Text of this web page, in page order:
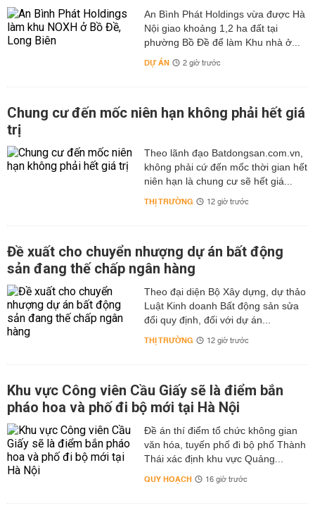
An Bình Phát Holdings vừa được Hà
Nội giao khoảng 1,2 ha đất tại
phường Bồ Đề để làm Khu nhà ở...
DỰ ÁN 2 giờ trước
Chung cư đến mốc niên hạn không phải hết giá
trị
Theo lãnh đạo Batdongsan.com.vn,
không phải cứ đến mốc thời gian hết
niên hạn là chung cư sẽ hết giá...
THỊ TRƯỜNG 12 giờ trước
Đề xuất cho chuyển nhượng dự án bất động
sản đang thế chấp ngân hàng
Theo đại diện Bộ Xây dựng, dự thảo
Luật Kinh doanh Bất động sản sửa
đổi quy định, đối với dự án...
THỊ TRƯỜNG 12 giờ trước
Khu vực Công viên Cầu Giấy sẽ là điểm bắn
pháo hoa và phố đi bộ mới tại Hà Nội
Đề án thí điểm tổ chức không gian
văn hóa, tuyến phố đi bộ phố Thành
Thái xác định khu vực Quảng...
QUY HOẠCH 16 giờ trước